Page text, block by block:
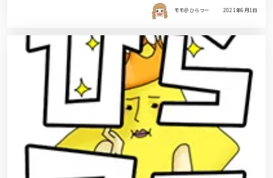
モモ＠ひらつー 2021年6月1日